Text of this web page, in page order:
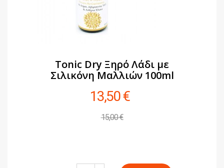
Tonic Dry Ξηρό Λάδι με
Σιλικόνη Μαλλιών 100ml
13,50 €
15,00 €